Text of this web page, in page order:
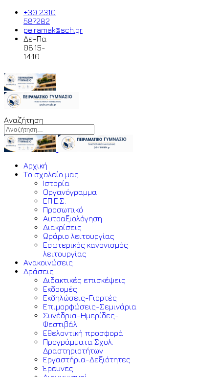
+30 2310
587282
peiramak@sch.gr
Δε-Πα
08:15-
14:10
Αναζήτηση
Αρχική
Το σχολείο μας
Ιστορία
Οργανόγραμμα
ΕΠ.Ε.Σ.
Προσωπικό
Αυτοαξιολόγηση
Διακρίσεις
Ωράριο λειτουργίας
Εσωτερικός κανονισμός
λειτουργίας
Ανακοινώσεις
Δράσεις
Διδακτικές επισκέψεις
Εκδρομές
Εκδηλώσεις-Γιορτές
Επιμορφώσεις-Σεμινάρια
Συνέδρια-Ημερίδες-
Φεστιβάλ
Εθελοντική προσφορά
Προγράμματα Σχολ.
Δραστηριοτήτων
Εργαστήρια-Δεξιότητες
Έρευνες